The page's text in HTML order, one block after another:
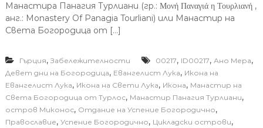
Манастира Панагия Турлиани (гр.: Μονή Παναγιά η Τουρλιανή ,
анг.: Monastery Of Panagia Tourliani) или Манастир на
Света Богородица от […]
Гърция, Забележителности 00217, ID00217, Ано Мера,
Девет дни на Богородица, Евангелист Лука, Икона на
Евангелист Лука, Икона на Свети Лука, Икона, Манастир на
Света Богородица от Турлос, Манастир Панагия Турлиани,
остров Миконос, Отдание на Успение Богородично,
Православие, Успение Богородично, Цикладски острови,